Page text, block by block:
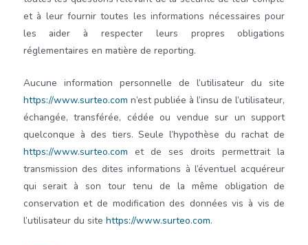
et à leur fournir toutes les informations nécessaires pour
les aider à respecter leurs propres obligations
réglementaires en matière de reporting.
Aucune information personnelle de l’utilisateur du site
https://www.surteo.com n’est publiée à l’insu de l’utilisateur,
échangée, transférée, cédée ou vendue sur un support
quelconque à des tiers. Seule l’hypothèse du rachat de
https://www.surteo.com et de ses droits permettrait la
transmission des dites informations à l’éventuel acquéreur
qui serait à son tour tenu de la même obligation de
conservation et de modification des données vis à vis de
l’utilisateur du site https://www.surteo.com.